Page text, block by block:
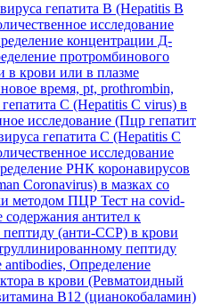
гепатита B (Hepatitis B
исследование
концентрации Д-
протромбинового
в крови или в плазме
время, pt, prothrombin,
C (Hepatitis C virus) в
исследование (Пцр гепатит
гепатита C (Hepatitis C
исследование
РНК коронавирусов
Coronavirus) в мазках со
методом ПЦР Тест на covid-
содержания антител к
(анти-ССР) в крови
пептиду
Определение
в крови (Ревматоидный
В12 (цианокобаламин)